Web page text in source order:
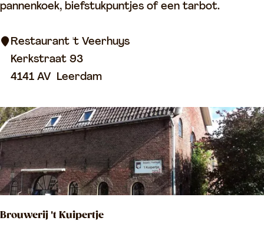
s
a
n
t
'
t
V
e
pannenkoek, biefstukpuntjes of een tarbot.
Restaurant 't Veerhuys
Kerkstraat 93
4141 AV Leerdam
Brouwerij 't Kuipertje